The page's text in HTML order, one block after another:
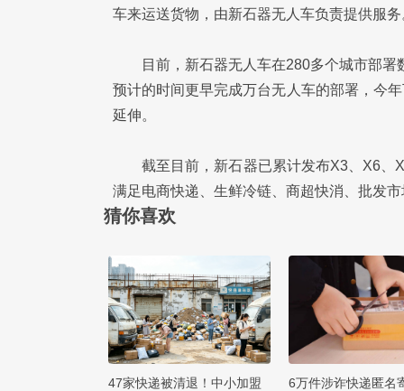
车来运送货物，由新石器无人车负责提供服务
目前，新石器无人车在280多个城市部
预计的时间更早完成万台无人车的部署，今
延伸。
截至目前，新石器已累计发布X3、X6、
满足电商快递、生鲜冷链、商超快消、批发
猜你喜欢
47家快递被清退！中小加盟
6万件涉诈快递匿名